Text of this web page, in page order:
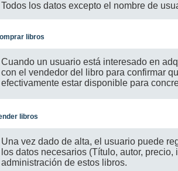
Todos los datos excepto el nombre de
libros
Cuando un usuario está interesado en
con el vendedor del libro para confirmar
efectivamente estar disponible para
libros
Una vez dado de alta, el usuario puede
los datos necesarios (Título, autor,
administración de estos libros.